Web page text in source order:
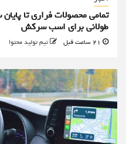
طولانی برای اسب سرکش
تیم تولید محتوا